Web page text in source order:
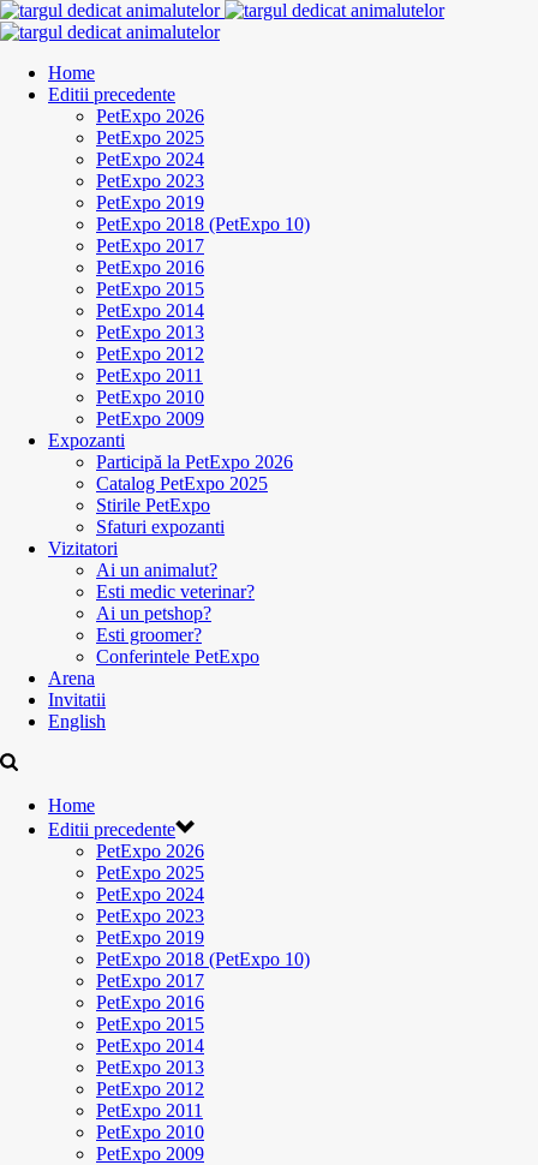
Home
Editii precedente
PetExpo 2026
PetExpo 2025
PetExpo 2024
PetExpo 2023
PetExpo 2019
PetExpo 2018 (PetExpo 10)
PetExpo 2017
PetExpo 2016
PetExpo 2015
PetExpo 2014
PetExpo 2013
PetExpo 2012
PetExpo 2011
PetExpo 2010
PetExpo 2009
Expozanti
Participă la PetExpo 2026
Catalog PetExpo 2025
Stirile PetExpo
Sfaturi expozanti
Vizitatori
Ai un animalut?
Esti medic veterinar?
Ai un petshop?
Esti groomer?
Conferintele PetExpo
Arena
Invitatii
English
Home
Editii precedente
PetExpo 2026
PetExpo 2025
PetExpo 2024
PetExpo 2023
PetExpo 2019
PetExpo 2018 (PetExpo 10)
PetExpo 2017
PetExpo 2016
PetExpo 2015
PetExpo 2014
PetExpo 2013
PetExpo 2012
PetExpo 2011
PetExpo 2010
PetExpo 2009